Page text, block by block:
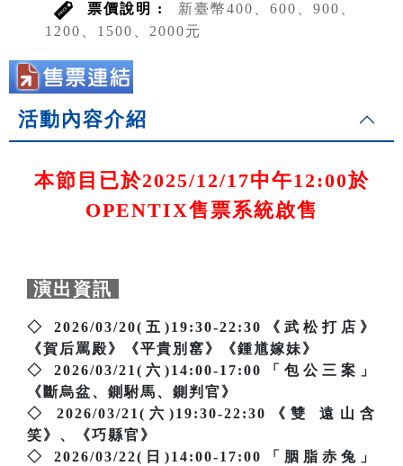
票價說明 :
新臺幣400、600、900、
1200、1500、2000元
活動內容介紹
本節目已於2025/12/17中午12:00於
OPENTIX售票系統啟售
演出資訊
◇ 2026/03/20(五)19:30-22:30《武松打店》
《賀后罵殿》《平貴別窰》《鍾馗嫁妹》
◇ 2026/03/21(六)14:00-17:00「包公三案」
《斷烏盆、鍘駙馬、鍘判官》
◇ 2026/03/21(六)19:30-22:30《雙 遠山含
笑》、《巧縣官》
◇ 2026/03/22(日)14:00-17:00「胭脂赤兔」